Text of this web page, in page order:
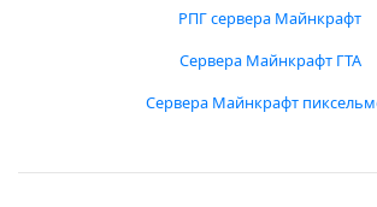
РПГ сервера Майнкрафт
Сервера Майнкрафт ГТА
Сервера Майнкрафт